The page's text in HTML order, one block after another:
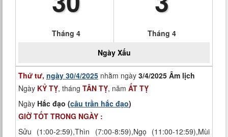
Tháng 4
Tháng 4
Ngày Xấu
Thứ tư, ngày 30/4/2025 nhằm ngày 3/4/2025 Âm lịch
Ngày KỶ TỴ, tháng TÂN TỴ, năm ẤT TỴ
Ngày Hắc đạo (câu trần hắc đạo)
GIỜ TỐT TRONG NGÀY :
Sửu (1:00-2:59),Thìn (7:00-8:59),Ngọ (11:00-12:59),Mùi